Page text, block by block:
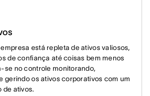
está repleta de ativos valiosos,
de confiança até coisas bem menos
se no controle monitorando,
gerindo os ativos corporativos com um
de ativos.